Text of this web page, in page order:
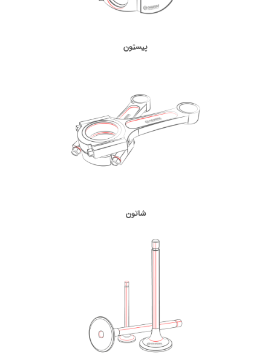
پیستون
شاتون